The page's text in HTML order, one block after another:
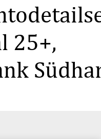
auf
100
25+,